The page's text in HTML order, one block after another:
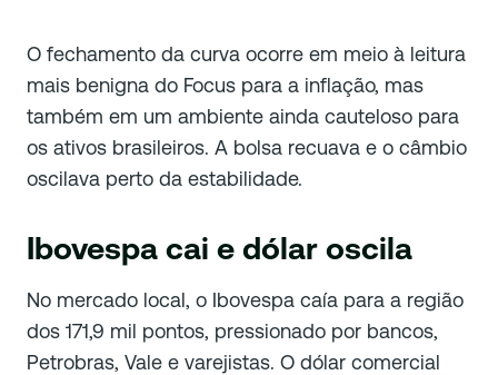
O fechamento da curva ocorre em meio à leitura
mais benigna do Focus para a inflação, mas
também em um ambiente ainda cauteloso para
os ativos brasileiros. A bolsa recuava e o câmbio
oscilava perto da estabilidade.
Ibovespa cai e dólar oscila
No mercado local, o Ibovespa caía para a região
dos 171,9 mil pontos, pressionado por bancos,
Petrobras, Vale e varejistas. O dólar comercial